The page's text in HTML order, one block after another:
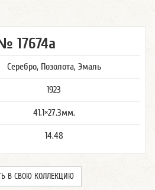
17674а
Серебро, Позолота, Эмаль
1923
41.1×27.3мм.
14.48
В СВОЮ КОЛЛЕКЦИЮ